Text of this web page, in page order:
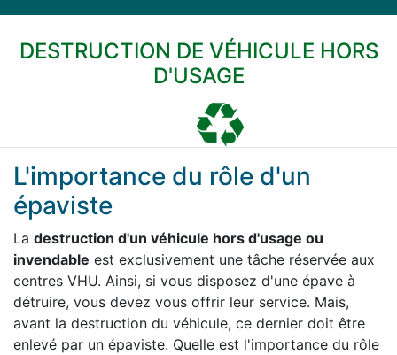
DESTRUCTION DE VÉHICULE HORS
D'USAGE
L'importance du rôle d'un
épaviste
La destruction d'un véhicule hors d'usage ou
invendable est exclusivement une tâche réservée aux
centres VHU. Ainsi, si vous disposez d'une épave à
détruire, vous devez vous offrir leur service. Mais,
avant la destruction du véhicule, ce dernier doit être
enlevé par un épaviste. Quelle est l'importance du rôle